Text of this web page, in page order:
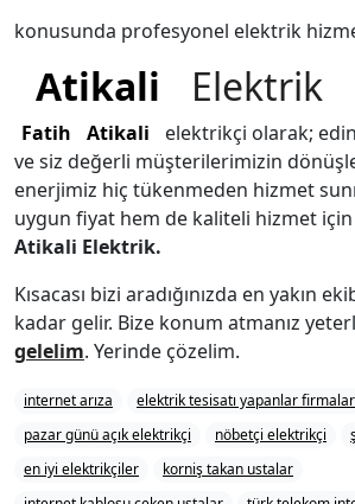
konusunda profesyonel elektrik
Atikali Elektrik
Fatih Atikali
elektrikçi olarak;
ve siz değerli müşterilerimizin
enerjimiz hiç tükenmeden hizmet
uygun fiyat hem de kaliteli hizmet
Atikali Elektrik.
Kısacası bizi aradığınızda en yakın
kadar gelir. Bize konum atmanız
gelelim. Yerinde çözelim.
internet arıza
elektrik tesisatı yapanlar firmalar
pazar günü açık elektrikçi
nöbetçi elektrikçi
en iyi elektrikçiler
korniş takan ustalar